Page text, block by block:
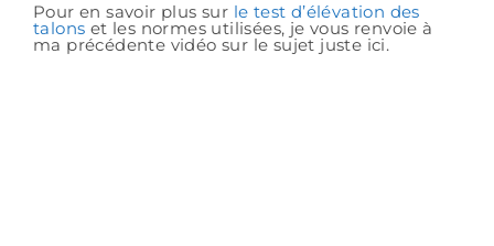
Pour en savoir plus sur le test d’élévation des
talons et les normes utilisées, je vous renvoie à
ma précédente vidéo sur le sujet juste ici.